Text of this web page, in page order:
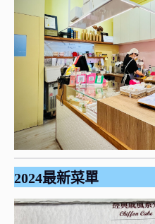
2024最新菜單